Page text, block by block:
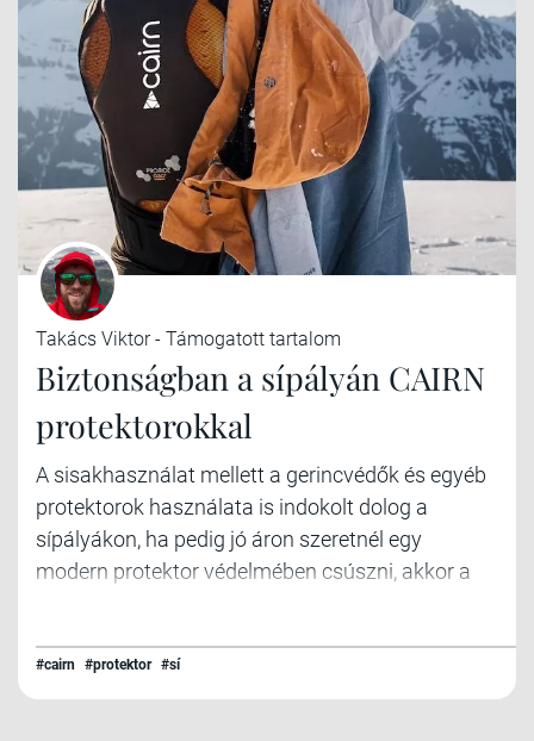
Takács Viktor - Támogatott tartalom
Biztonságban a sípályán CAIRN
protektorokkal
A sisakhasználat mellett a gerincvédők és egyéb
protektorok használata is indokolt dolog a
sípályákon, ha pedig jó áron szeretnél egy
modern protektor védelmében csúszni, akkor a
#cairn #protektor #sí